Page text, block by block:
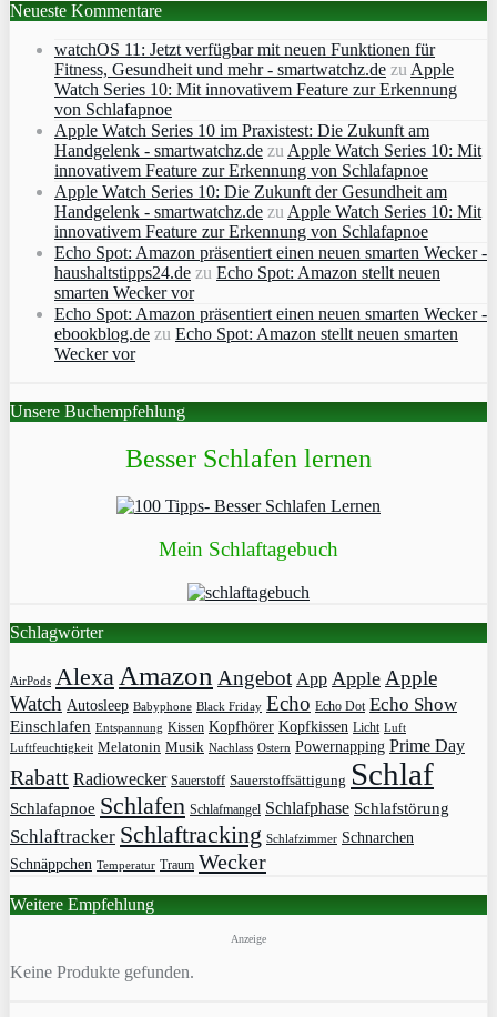
Neueste Kommentare
watchOS 11: Jetzt verfügbar mit neuen Funktionen für
Fitness, Gesundheit und mehr - smartwatchz.de zu Apple
Watch Series 10: Mit innovativem Feature zur Erkennung
von Schlafapnoe
Apple Watch Series 10 im Praxistest: Die Zukunft am
Handgelenk - smartwatchz.de zu Apple Watch Series 10: Mit
innovativem Feature zur Erkennung von Schlafapnoe
Apple Watch Series 10: Die Zukunft der Gesundheit am
Handgelenk - smartwatchz.de zu Apple Watch Series 10: Mit
innovativem Feature zur Erkennung von Schlafapnoe
Echo Spot: Amazon präsentiert einen neuen smarten Wecker -
haushaltstipps24.de zu Echo Spot: Amazon stellt neuen
smarten Wecker vor
Echo Spot: Amazon präsentiert einen neuen smarten Wecker -
ebookblog.de zu Echo Spot: Amazon stellt neuen smarten
Wecker vor
Unsere Buchempfehlung
Besser Schlafen lernen
Mein Schlaftagebuch
Schlagwörter
AirPods Alexa Amazon Angebot App Apple Apple
Watch Autosleep Babyphone Black Friday Echo Echo Dot Echo Show
Einschlafen Entspannung Kissen Kopfhörer Kopfkissen Licht Luft
Luftfeuchtigkeit Melatonin Musik Nachlass Ostern Powernapping Prime Day
Rabatt Radiowecker Sauerstoff Sauerstoffsättigung Schlaf
Schlafapnoe Schlafen Schlafmangel Schlafphase Schlafstörung
Schlaftracker Schlaftracking Schlafzimmer Schnarchen
Schnäppchen Temperatur Traum Wecker
Weitere Empfehlung
Anzeige
Keine Produkte gefunden.